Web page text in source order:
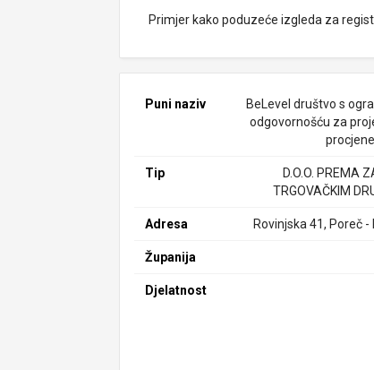
Primjer kako poduzeće izgleda za
Puni naziv
BeLevel društvo s
odgovornošću za
Tip
D.O.O. PREMA
TRGOVAČKIM
Adresa Rovinjska 41, Poreč -
Županija
Djelatnost